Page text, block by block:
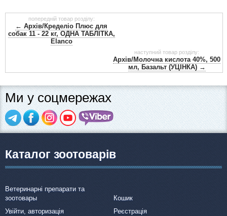
попередній товар розділу:
← Архів/Кределіо Плюс для
собак 11 - 22 кг, ОДНА ТАБЛІТКА,
Elanco
наступний товар розділу:
Архів/Молочна кислота 40%, 500
мл, Базальт (УЦІНКА) →
Ми у соцмережах
Каталог зоотоварів
Ветеринарні препарати та
зоотовары
Кошик
Увійти, авторизація
Реєстрація